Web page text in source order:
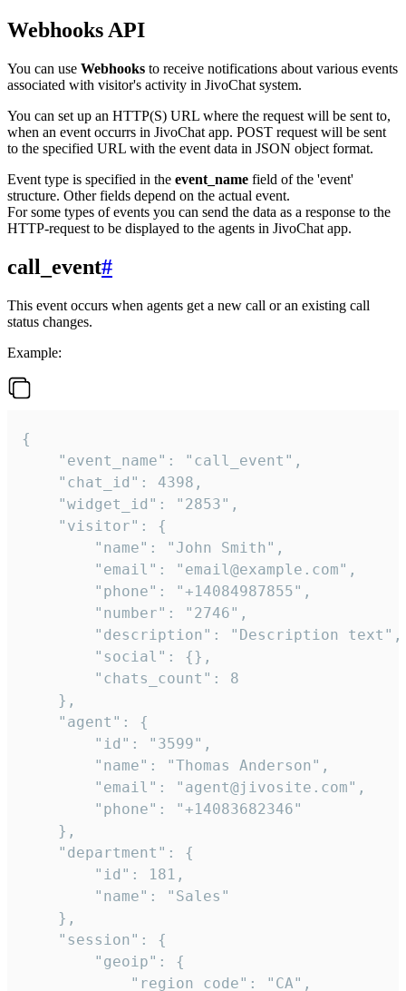
Webhooks API
You can use Webhooks to receive notifications about various events
associated with visitor's activity in JivoChat system.
You can set up an HTTP(S) URL where the request will be sent to,
when an event occurrs in JivoChat app. POST request will be sent
to the specified URL with the event data in JSON object format.
Event type is specified in the event_name field of the 'event'
structure. Other fields depend on the actual event.
For some types of events you can send the data as a response to the
HTTP-request to be displayed to the agents in JivoChat app.
call_event#
This event occurs when agents get a new call or an existing call
status changes.
Example:
{
    "event_name": "call_event",
    "chat_id": 4398,
    "widget_id": "2853",
    "visitor": {
        "name": "John Smith",
        "email": "email@example.com",
        "phone": "+14084987855",
        "number": "2746",
        "description": "Description text",
        "social": {},
        "chats_count": 8
    },
    "agent": {
        "id": "3599",
        "name": "Thomas Anderson",
        "email": "agent@jivosite.com",
        "phone": "+14083682346"
    },
    "department": {
        "id": 181,
        "name": "Sales"
    },
    "session": {
        "geoip": {
            "region_code": "CA",